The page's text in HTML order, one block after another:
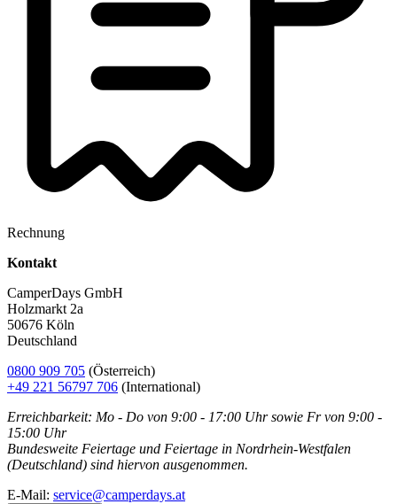
Rechnung
Kontakt
CamperDays GmbH
Holzmarkt 2a
50676 Köln
Deutschland
0800 909 705 (Österreich)
+49 221 56797 706 (International)
Erreichbarkeit: Mo - Do von 9:00 - 17:00 Uhr sowie Fr von 9:00 -
15:00 Uhr
Bundesweite Feiertage und Feiertage in Nordrhein-Westfalen
(Deutschland) sind hiervon ausgenommen.
E-Mail: service@camperdays.at